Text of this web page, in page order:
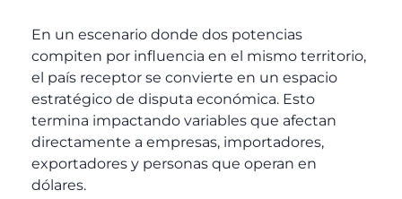
En un escenario donde dos potencias
compiten por influencia en el mismo territorio,
el país receptor se convierte en un espacio
estratégico de disputa económica. Esto
termina impactando variables que afectan
directamente a empresas, importadores,
exportadores y personas que operan en
dólares.